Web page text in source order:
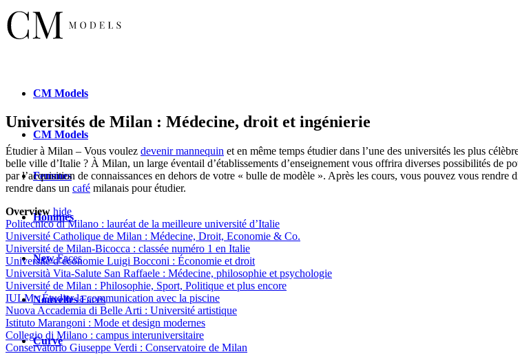
CM Models
CM Models
Femmes
Hommes
NewFaces
NouvellesFaces
Curvé
Universités de Milan : Médecine, droit et ingénierie
Étudier à Milan – Vous voulez devenir mannequin et en même temps étudier dans l’une des universités les plus
belle ville d’Italie ? À Milan, un large éventail d’établissements d’enseignement vous offrira diverses possibilités de
par l’acquisition de connaissances en dehors de votre « bulle de modèle ». Après les cours, vous pouvez vous rendre
rendre dans un café milanais pour étudier.
Overview hide
Politecnico di Milano : lauréat de la meilleure université d’Italie
Université Catholique de Milan : Médecine, Droit, Economie & Co.
Université de Milan-Bicocca : classée numéro 1 en Italie
Université d’économie Luigi Bocconi : Économie et droit
Università Vita-Salute San Raffaele : Médecine, philosophie et psychologie
Université de Milan : Philosophie, Sport, Politique et plus encore
IULM : Étudier la communication avec la piscine
Nuova Accademia di Belle Arti : Université artistique
Istituto Marangoni : Mode et design modernes
Collegio di Milano : campus interuniversitaire
Conservatorio Giuseppe Verdi : Conservatoire de Milan